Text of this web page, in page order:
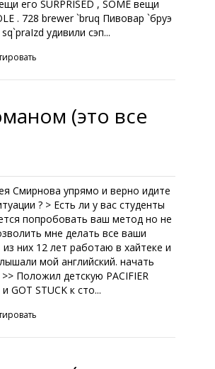
его SURPRISED , SOME вещи
. 728 brewer `bruq Пивовар `бруэ
удивили сэп...
(это все
Смирнова упрямо и верно идите
? > Есть ли у вас студенты
попробовать ваш метод но не
мне делать все ваши
них 12 лет работаю в хайтеке и
мой английский. начать
Положил детскую PACIFIER
GOT STUCK к сто...